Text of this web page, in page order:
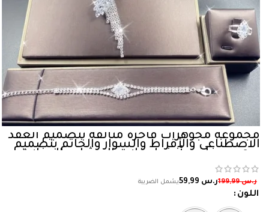
مجموعة مجوهرات فاخرة متألقة بتصميم العقد
الاصطناعي والأقراط والسوار والخاتم بتصميم
بوهيمي فاخر وأنيق لحفلات العشاء والحفلات
والمناسبات الخاصة مع إكسسوارات مجوهرات
بلمعة الكريستال
ر.س199,99 ر.س
اللون